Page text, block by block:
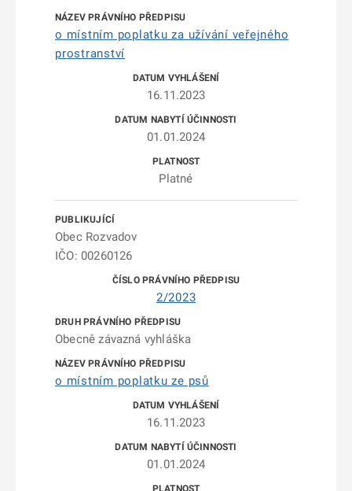
o místním poplatku za užívání veřejného
prostranství
16.11.2023
01.01.2024
Platné
Obec Rozvadov
IČO: 00260126
2/2023
Obecně závazná vyhláška
o místním poplatku ze psů
16.11.2023
01.01.2024